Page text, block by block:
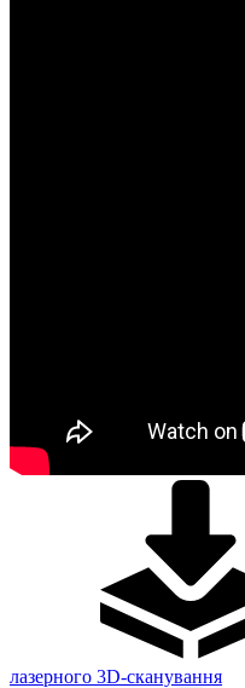
лазерного 3D-сканування